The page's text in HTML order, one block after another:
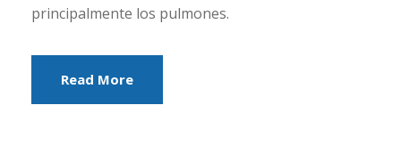
principalmente los pulmones.
Read More